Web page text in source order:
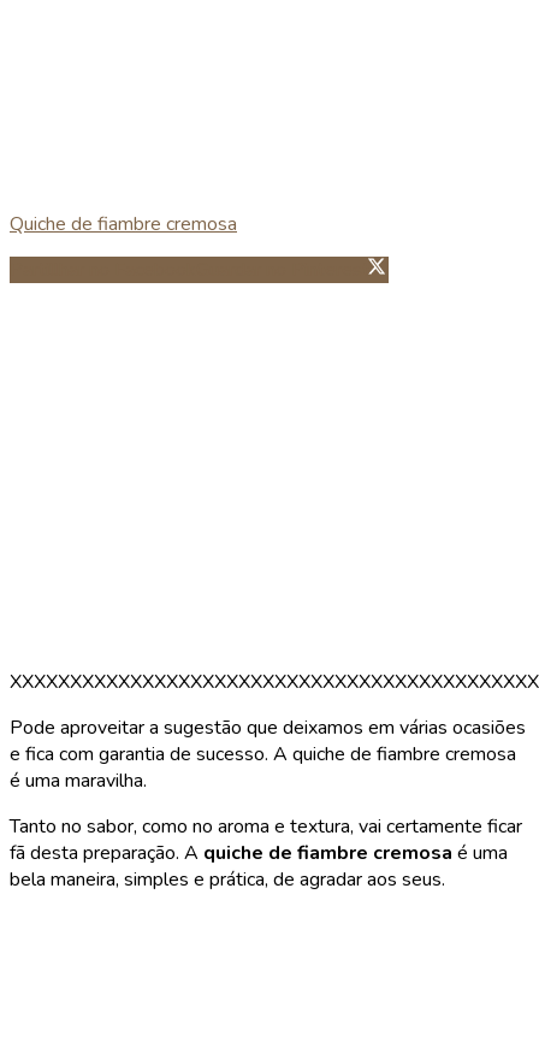
Quiche de fiambre cremosa
Guardar no Pinterest
Pode aproveitar a sugestão que deixamos em várias ocasiões
e fica com garantia de sucesso. A quiche de fiambre cremosa
é uma maravilha.
Tanto no sabor, como no aroma e textura, vai certamente ficar
fã desta preparação. A quiche de fiambre cremosa é uma
bela maneira, simples e prática, de agradar aos seus.